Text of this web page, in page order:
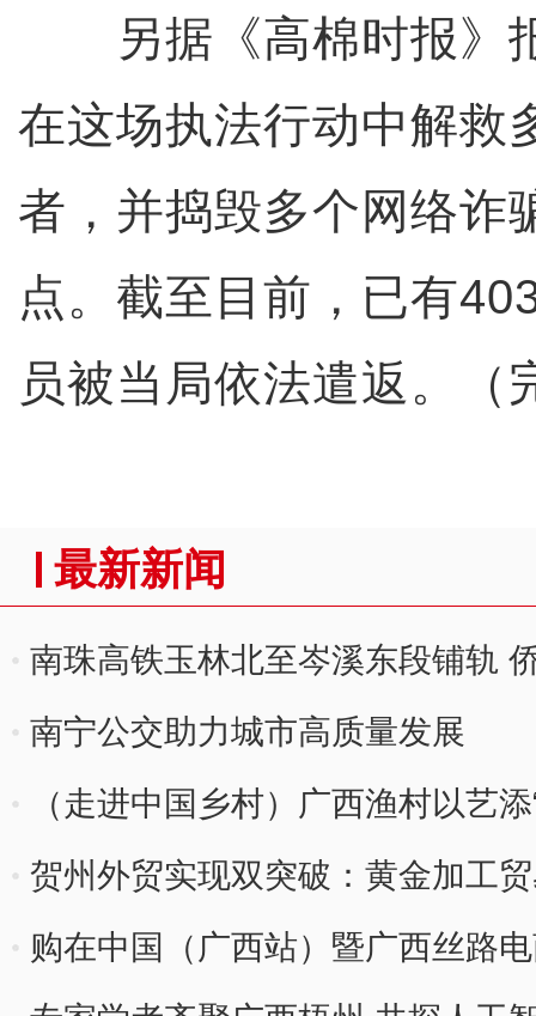
另据《高棉时报》
在这场执法行动中解救
者，并捣毁多个网络诈
点。截至目前，已有
员被当局依法遣返。（
最新新闻
南珠高铁玉林北至岑溪东段铺轨
南宁公交助力城市高质量发展
（走进中国乡村）广西渔村以艺
贺州外贸实现双突破：黄金加工贸
热”
购在中国（广西站）暨广西丝路